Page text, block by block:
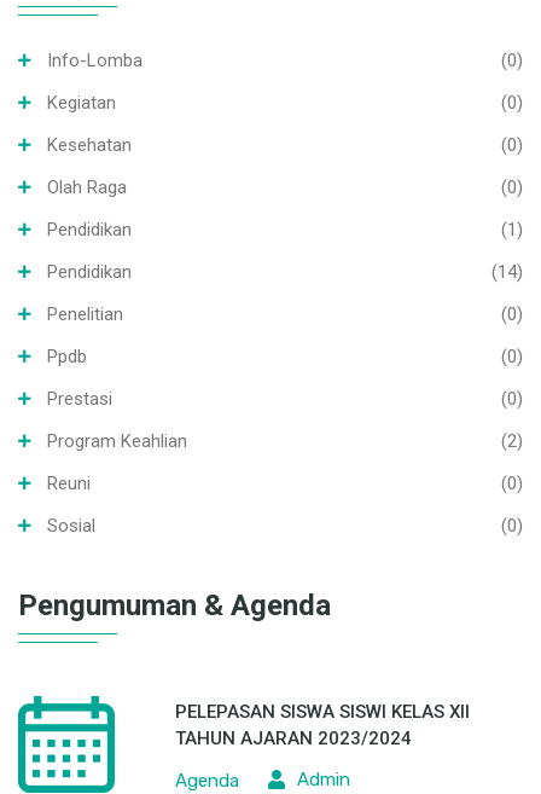
Info-Lomba
(0)
Kegiatan
(0)
Kesehatan
(0)
Olah Raga
(0)
Pendidikan
(1)
Pendidikan
(14)
Penelitian
(0)
Ppdb
(0)
Prestasi
(0)
Program Keahlian
(2)
Reuni
(0)
Sosial
(0)
Pengumuman & Agenda
PELEPASAN SISWA SISWI KELAS XII
TAHUN AJARAN 2023/2024
Agenda
Admin